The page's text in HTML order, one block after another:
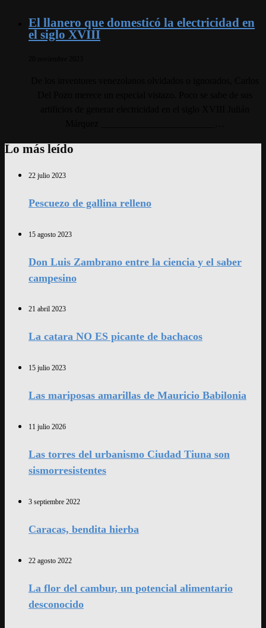
El llanero que domesticó la electricidad en
el siglo XVIII
Lo más leído
22 julio 2023
Pescuezo de gallina relleno
15 agosto 2023
Don Luis Zambrano entre la ciencia y el saber
campesino
21 abril 2023
La catara NO ES picante de bachacos
15 julio 2023
Las mariposas amarillas de Mauricio Babilonia
11 julio 2026
Las torres del urbanismo Ciudad Tiuna son
sismorresistentes
3 septiembre 2022
Caracas, bendita hierba
22 agosto 2022
La flor del cambur, un potencial alimentario
desconocido